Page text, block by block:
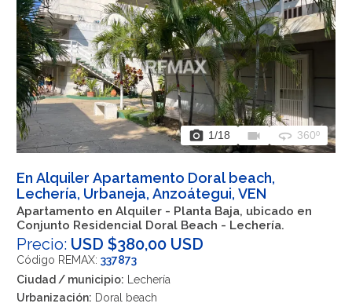
photo_camera 1/18 videocam 360 360º
En Alquiler Apartamento Doral beach,
Lechería, Urbaneja, Anzoátegui, VEN
Apartamento en Alquiler - Planta Baja, ubicado en
Conjunto Residencial Doral Beach - Lechería.
Precio: USD $380,00 USD
Código REMAX: 337873
Ciudad / municipio: Lechería
Urbanización: Doral beach